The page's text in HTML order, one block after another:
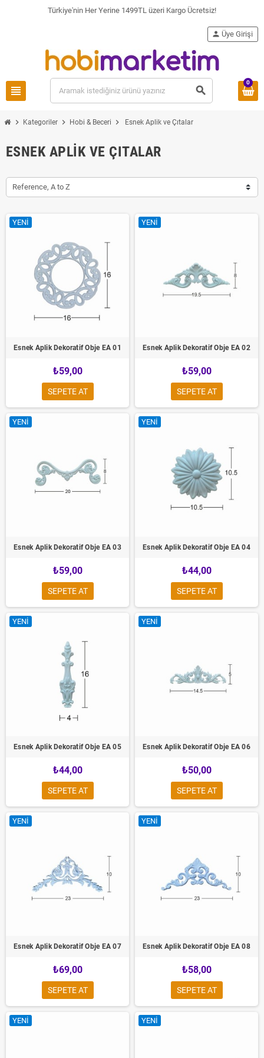
Türkiye'nin Her Yerine 1499TL üzeri Kargo Ücretsiz!
view_headline search
person Üye Girişi
0
chevron_right Kategoriler chevron_right Hobi & Beceri chevron_right Esnek Aplik ve Çıtalar
ESNEK APLIK VE ÇITALAR
Reference, A to Z
YENI
Esnek Aplik Dekoratif Obje EA 01
₺59,00
SEPETE AT
YENI
Esnek Aplik Dekoratif Obje EA 02
₺59,00
SEPETE AT
YENI
Esnek Aplik Dekoratif Obje EA 03
₺59,00
SEPETE AT
YENI
Esnek Aplik Dekoratif Obje EA 04
₺44,00
SEPETE AT
YENI
Esnek Aplik Dekoratif Obje EA 05
₺44,00
SEPETE AT
YENI
Esnek Aplik Dekoratif Obje EA 06
₺50,00
SEPETE AT
YENI
Esnek Aplik Dekoratif Obje EA 07
₺69,00
SEPETE AT
YENI
Esnek Aplik Dekoratif Obje EA 08
₺58,00
SEPETE AT
YENI YENI